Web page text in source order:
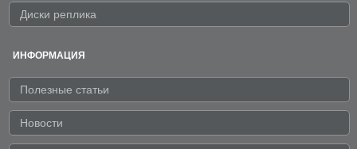
Диски реплика
ИНФОРМАЦИЯ
Полезные статьи
Новости